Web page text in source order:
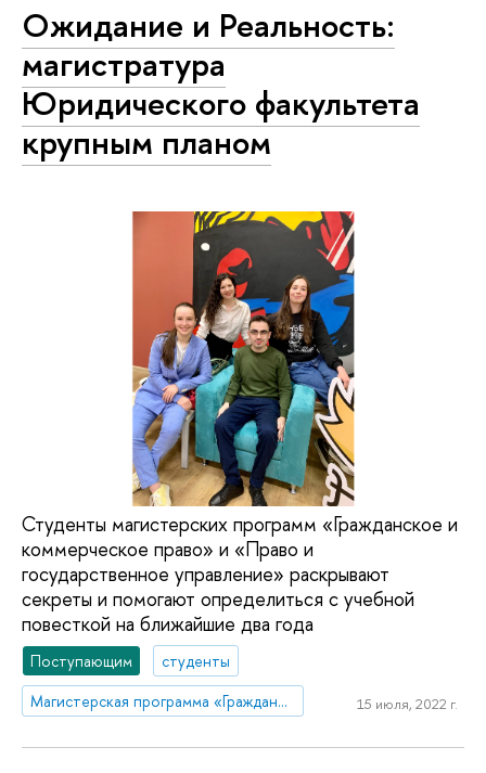
Ожидание и Реальность:
магистратура
Юридического факультета
крупным планом
Студенты магистерских программ «Гражданское и
коммерческое право» и «Право и
государственное управление» раскрывают
секреты и помогают определиться с учебной
повесткой на ближайшие два года
Поступающим
студенты
Магистерская программа «Гражданское и коммерческое право»
15 июля, 2022 г.